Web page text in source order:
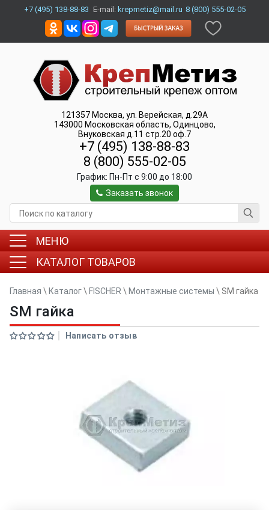
+7 (495) 138-88-83 E-mail: krepmetiz@mail.ru 8 (800) 555-02-05
121357 Москва, ул. Верейская, д.29А
143000 Московская область, Одинцово,
Внуковская д.11 стр.20 оф.7
+7 (495) 138-88-83
8 (800) 555-02-05
График: Пн-Пт c 9:00 до 18:00
Заказать звонок
МЕНЮ
КАТАЛОГ ТОВАРОВ
Главная \ Каталог\ FISCHER \ Монтажные системы \ SM гайка
SM гайка
Написать отзыв